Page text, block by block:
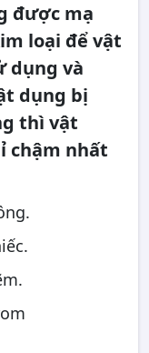
được mạ
loại để vật
dụng và
dụng bị
thì vật
chậm nhất